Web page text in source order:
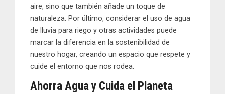
aire, sino que también añade un toque de
naturaleza. Por último, considerar el uso de agua
de lluvia para riego y otras actividades puede
marcar la diferencia en la sostenibilidad de
nuestro hogar, creando un espacio que respete y
cuide el entorno que nos rodea.
Ahorra Agua y Cuida el Planeta